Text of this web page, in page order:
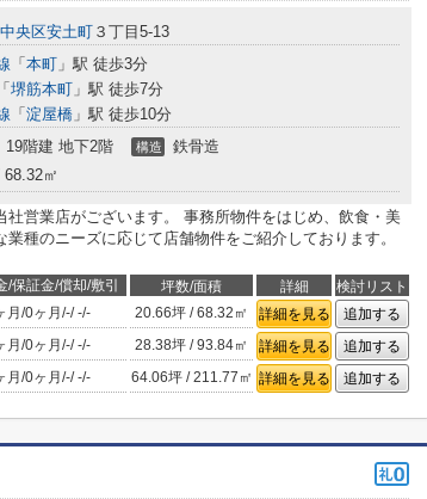
央区安土町 ３丁目5-13
「 本町 」駅 徒歩3分
「 堺筋本町 」駅 徒歩7分
「 淀屋橋 」駅 徒歩10分
19階建 地下2階 構造 鉄骨造
㎡
社営業店がございます。 事務所物件をはじめ、飲食・美
種のニーズに応じて店舗物件をご紹介しております。
/保証金/償却/敷引 坪数/面積 詳細
検討リスト
月 /0ヶ月 /-/-/- 20.66坪 / 68.32㎡ 詳細を見る
追加する
月 /0ヶ月 /-/-/- 28.38坪 / 93.84㎡ 詳細を見る
追加する
月 /0ヶ月 /-/-/- 64.06坪 / 211.77㎡ 詳細を見る 追加する